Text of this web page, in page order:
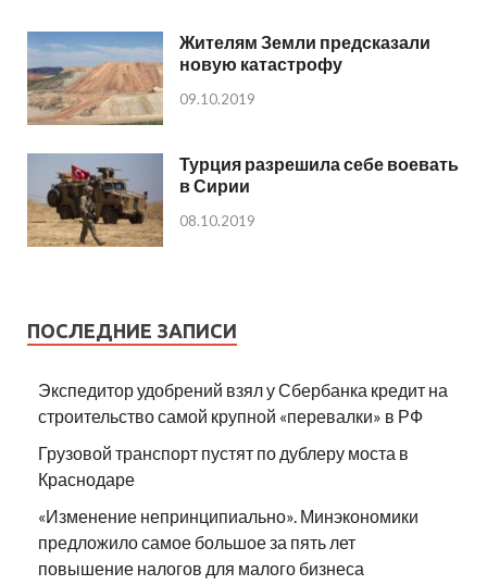
Жителям Земли предсказали
новую катастрофу
09.10.2019
Турция разрешила себе воевать
в Сирии
08.10.2019
ПОСЛЕДНИЕ ЗАПИСИ
Экспедитор удобрений взял у Сбербанка кредит на
строительство самой крупной «перевалки» в РФ
Грузовой транспорт пустят по дублеру моста в
Краснодаре
«Изменение непринципиально». Минэкономики
предложило самое большое за пять лет
повышение налогов для малого бизнеса